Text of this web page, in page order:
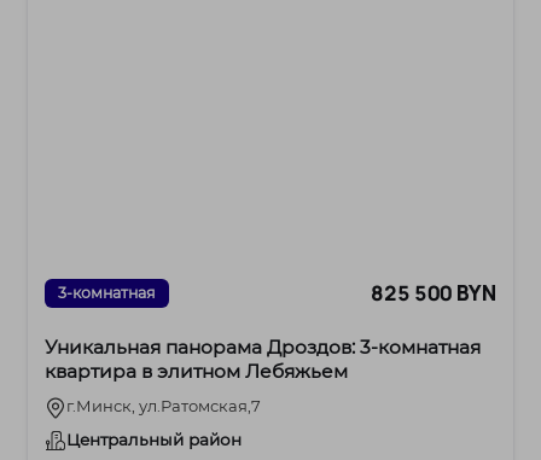
3-комнатная 825 500 BYN
Уникальная панорама Дроздов: 3-комнатная
квартира в элитном Лебяжьем
г.Минск, ул.Ратомская,7
Центральный район